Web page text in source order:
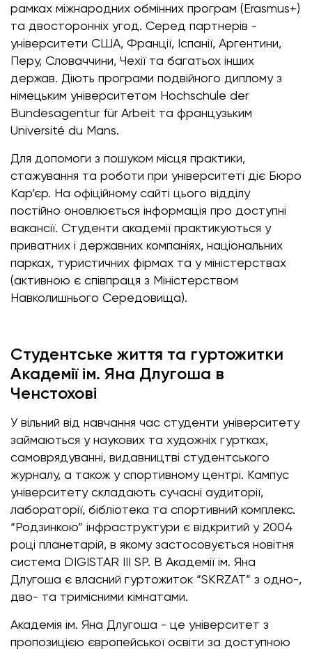
рамках міжнародних обмінних програм (Erasmus+)
та двосторонніх угод. Серед партнерів -
університети США, Франції, Іспанії, Аргентини,
Перу, Словаччини, Чехії та багатьох інших
держав. Діють програми подвійного диплому з
німецьким університетом Hochschule der
Bundesagentur für Arbeit та французьким
Université du Mans.
Для допомоги з пошуком місця практики,
стажування та роботи при університеті діє Бюро
Кар’єр. На офіційному сайті цього відділу
постійно оновлюється інформація про доступні
вакансії. Студенти академії практикуються у
приватних і державних компаніях, національних
парках, туристичних фірмах та у міністерствах
(активною є співпраця з Міністерством
Навколишнього Середовища).
Студентське життя та гуртожитки
Академії ім. Яна Длугоша в
Ченстохові
У вільний від навчання час студенти університету
займаються у наукових та художніх гуртках,
самоврядуванні, видавництві студентського
журналу, а також у спортивному центрі. Кампус
університету складають сучасні аудиторії,
лабораторії, бібліотека та спортивний комплекс.
“Родзинкою” інфраструктури є відкритий у 2004
році планетарій, в якому застосовується новітня
система DIGISTAR III SP. В Академії ім. Яна
Длугоша є власний гуртожиток “SKRZAT” з одно-,
дво- та тримісними кімнатами.
Академія ім. Яна Длугоша - це університет з
пропозицією європейської освіти за доступною